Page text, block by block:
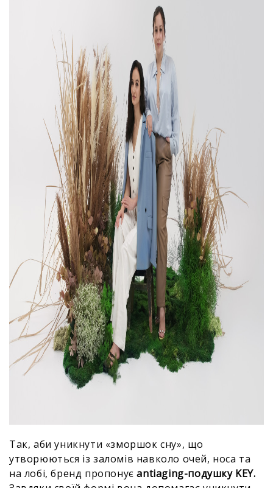
Так, аби уникнути «зморшок сну», що
утворюються із заломів навколо очей, носа та
на лобі, бренд пропонуєantiaging-подушку KEY.